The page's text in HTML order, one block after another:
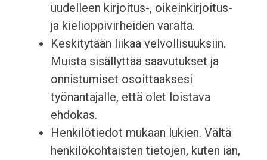
uudelleen kirjoitus-, oikeinkirjoitus-
ja kielioppivirheiden varalta.
Keskitytään liikaa velvollisuuksiin.
Muista sisällyttää saavutukset ja
onnistumiset osoittaaksesi
työnantajalle, että olet loistava
ehdokas.
Henkilötiedot mukaan lukien. Vältä
henkilökohtaisten tietojen, kuten iän,